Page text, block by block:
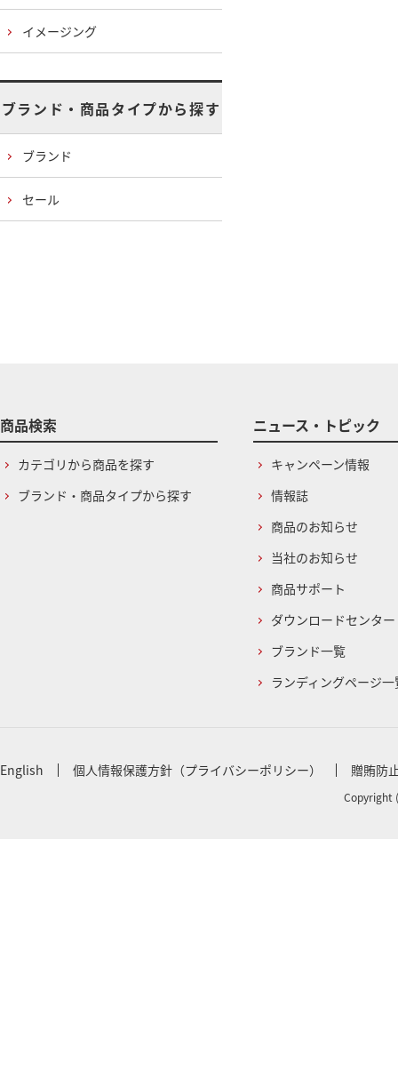
イメージング
ブランド・商品タイプから探す
ブランド
セール
商品検索
カテゴリから商品を探す
ブランド・商品タイプから探す
ニュース・トピック
キャンペーン情報
情報誌
商品のお知らせ
当社のお知らせ
商品サポート
ダウンロードセンター
ブランド一覧
ランディングページ一
English 個人情報保護方針（プライバシーポリシー） 贈賄防
Copyright